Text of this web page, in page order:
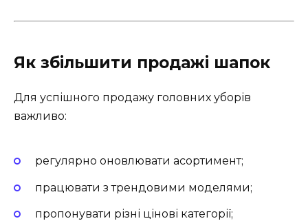
Як збільшити продажі шапок
Для успішного продажу головних уборів
важливо:
регулярно оновлювати асортимент;
працювати з трендовими моделями;
пропонувати різні цінові категорії;